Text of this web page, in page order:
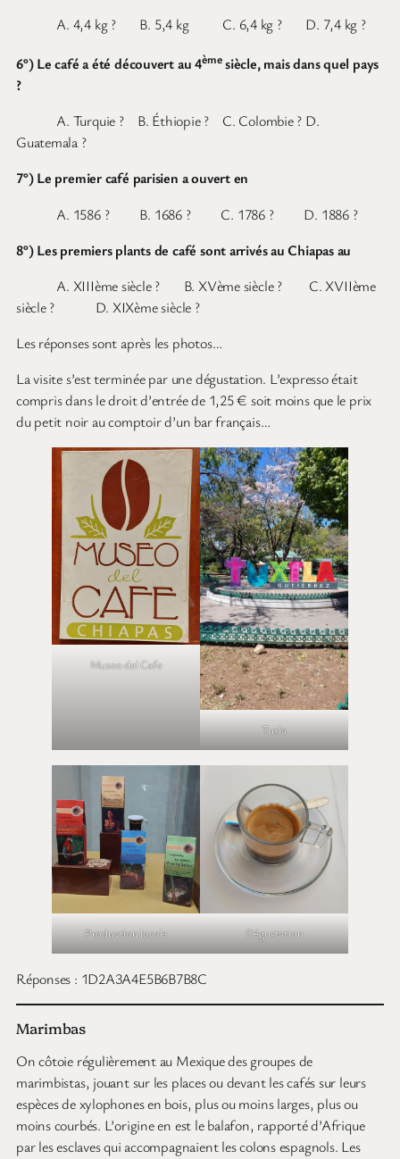
A. 4,4 kg ? B. 5,4 kg C. 6,4 kg ? D. 7,4 kg ?
6°) Le café a été découvert au 4èmesiècle, mais dans quel pays
?
A. Turquie ? B. Éthiopie ? C. Colombie ? D.
Guatemala ?
7°) Le premier café parisien a ouvert en
A. 1586 ? B. 1686 ? C. 1786 ? D. 1886 ?
8°) Les premiers plants de café sont arrivés au Chiapas au
A. XIIIème siècle ? B. XVème siècle ? C. XVIIème
siècle ? D. XIXème siècle ?
Les réponses sont après les photos…
La visite s’est terminée par une dégustation. L’expresso était
compris dans le droit d’entrée de 1,25 € soit moins que le prix
du petit noir au comptoir d’un bar français…
Museo del Cafe
Tuxla
Production locale Dégustation
Réponses : 1D2A3A4E5B6B7B8C
Marimbas
On côtoie régulièrement au Mexique des groupes de
marimbistas, jouant sur les places ou devant les cafés sur leurs
espèces de xylophones en bois, plus ou moins larges, plus ou
moins courbés. L’origine en est le balafon, rapporté d’Afrique
par les esclaves qui accompagnaient les colons espagnols. Les